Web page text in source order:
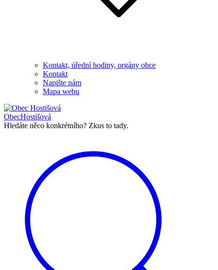
Kontakt, úřední hodiny, orgány obce
Kontakt
Napište nám
Mapa webu
ObecHostišová
Hledáte něco konkrétního? Zkus to tady.